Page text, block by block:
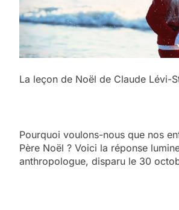
La leçon de Noël de Claude Lévi-
Pourquoi voulons-nous que nos
Père Noël ? Voici la réponse
anthropologue, disparu le 30